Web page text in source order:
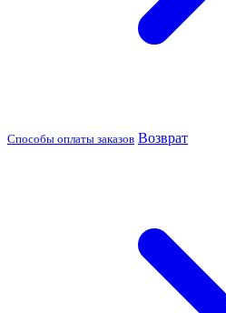
Способы оплаты заказов Возврат